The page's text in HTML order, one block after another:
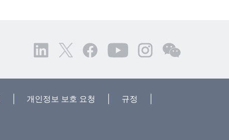
| 개인정보 보호 요청 | 규정 |